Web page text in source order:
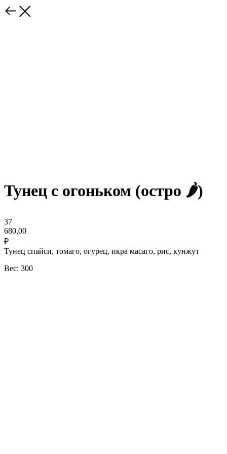
Тунец с огоньком (остро 🌶️)
37
680,00
₽
Тунец спайси, томаго, огурец, икра масаго, рис, кунжут
Вес: 300